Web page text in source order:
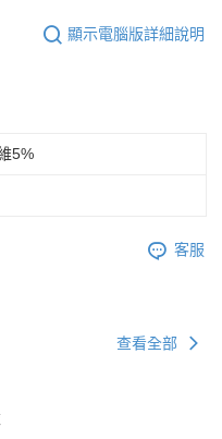
顯示電腦版詳細說明
5%
客服
查看全部